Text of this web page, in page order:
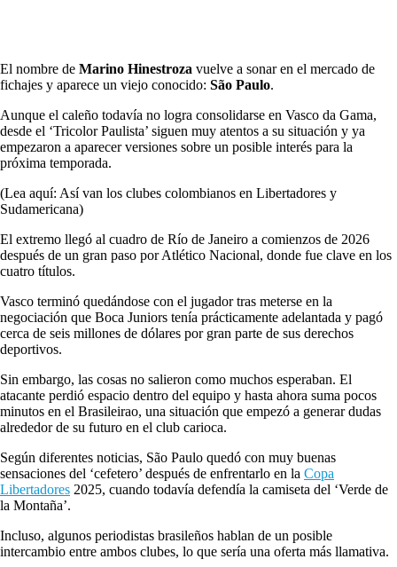
El nombre de Marino Hinestroza vuelve a sonar en el mercado de
fichajes y aparece un viejo conocido: São Paulo.
Aunque el caleño todavía no logra consolidarse en Vasco da Gama,
desde el ‘Tricolor Paulista’ siguen muy atentos a su situación y ya
empezaron a aparecer versiones sobre un posible interés para la
próxima temporada.
(Lea aquí: Así van los clubes colombianos en Libertadores y
Sudamericana)
El extremo llegó al cuadro de Río de Janeiro a comienzos de 2026
después de un gran paso por Atlético Nacional, donde fue clave en los
cuatro títulos.
Vasco terminó quedándose con el jugador tras meterse en la
negociación que Boca Juniors tenía prácticamente adelantada y pagó
cerca de seis millones de dólares por gran parte de sus derechos
deportivos.
Sin embargo, las cosas no salieron como muchos esperaban. El
atacante perdió espacio dentro del equipo y hasta ahora suma pocos
minutos en el Brasileirao, una situación que empezó a generar dudas
alrededor de su futuro en el club carioca.
Según diferentes noticias, São Paulo quedó con muy buenas
sensaciones del ‘cefetero’ después de enfrentarlo en la Copa
Libertadores 2025, cuando todavía defendía la camiseta del ‘Verde de
la Montaña’.
Incluso, algunos periodistas brasileños hablan de un posible
intercambio entre ambos clubes, lo que sería una oferta más llamativa.